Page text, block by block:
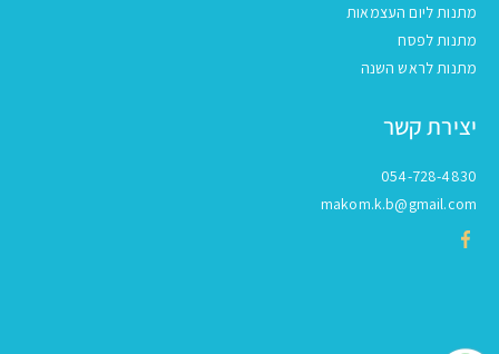
מתנות ליום העצמאות
מתנות לפסח
מתנות לראש השנה
יצירת קשר
054-728-4830
makom.k.b@gmail.com